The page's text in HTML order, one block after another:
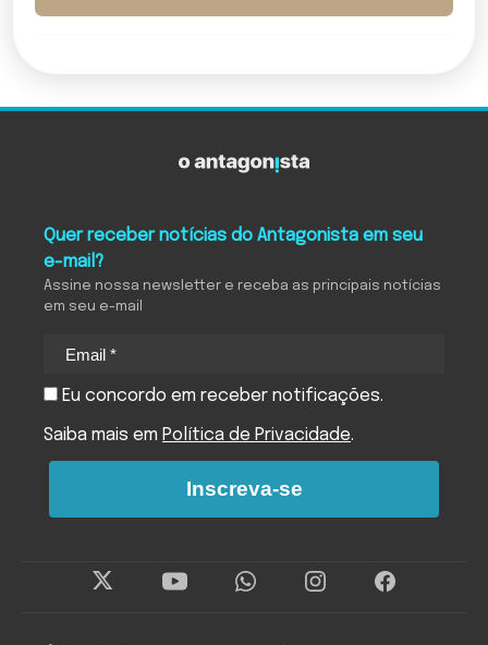
Quer receber notícias do Antagonista em seu
e-mail?
Assine nossa newsletter e receba as principais notícias
em seu e-mail
Eu concordo em receber notificações.
Saiba mais em Política de Privacidade.
Inscreva-se